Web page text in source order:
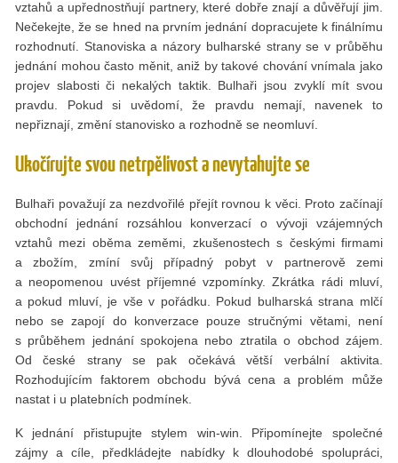
vztahů a upřednostňují partnery, které dobře znají a důvěřují jim.
Nečekejte, že se hned na prvním jednání dopracujete k finálnímu
rozhodnutí. Stanoviska a názory bulharské strany se v průběhu
jednání mohou často měnit, aniž by takové chování vnímala jako
projev slabosti či nekalých taktik. Bulhaři jsou zvyklí mít svou
pravdu. Pokud si uvědomí, že pravdu nemají, navenek to
nepřiznají, změní stanovisko a rozhodně se neomluví.
Ukočírujte svou netrpělivost a nevytahujte se
Bulhaři považují za nezdvořilé přejít rovnou k věci. Proto začínají
obchodní jednání rozsáhlou konverzací o vývoji vzájemných
vztahů mezi oběma zeměmi, zkušenostech s českými firmami
a zbožím, zmíní svůj případný pobyt v partnerově zemi
a neopomenou uvést příjemné vzpomínky. Zkrátka rádi mluví,
a pokud mluví, je vše v pořádku. Pokud bulharská strana mlčí
nebo se zapojí do konverzace pouze stručnými větami, není
s průběhem jednání spokojena nebo ztratila o obchod zájem.
Od české strany se pak očekává větší verbální aktivita.
Rozhodujícím faktorem obchodu bývá cena a problém může
nastat i u platebních podmínek.
K jednání přistupujte stylem win-win. Připomínejte společné
zájmy a cíle, předkládejte nabídky k dlouhodobé spolupráci,